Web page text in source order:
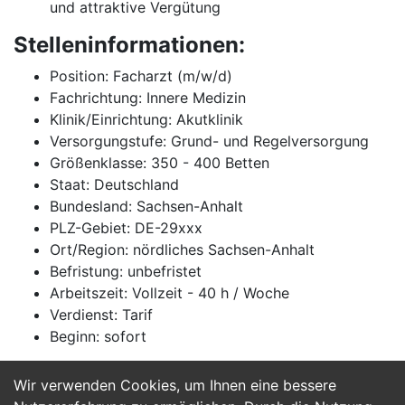
Wir verwenden Cookies, um Ihnen eine bessere
und attraktive Vergütung
Stelleninformationen:
Position: Facharzt (m/w/d)
Fachrichtung: Innere Medizin
Klinik/Einrichtung: Akutklinik
Versorgungstufe: Grund- und Regelversorgung
Größenklasse: 350 - 400 Betten
Staat: Deutschland
Bundesland: Sachsen-Anhalt
PLZ-Gebiet: DE-29xxx
Ort/Region: nördliches Sachsen-Anhalt
Befristung: unbefristet
Arbeitszeit: Vollzeit - 40 h / Woche
Verdienst: Tarif
Beginn: sofort